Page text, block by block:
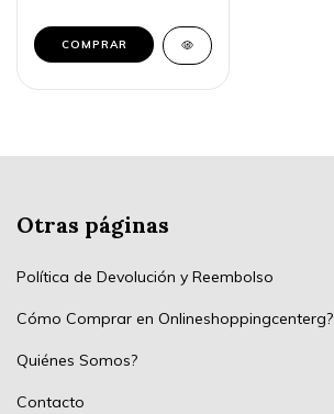
COMPRAR
Otras páginas
Política de Devolución y Reembolso
Cómo Comprar en Onlineshoppingcenterg?
Quiénes Somos?
Contacto